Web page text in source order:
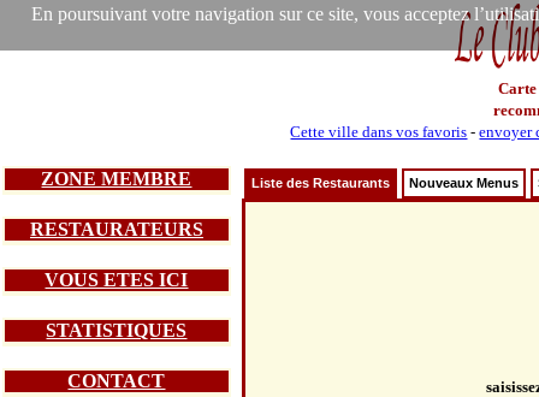
En poursuivant votre navigation sur ce site, vous acceptez
Carte
Cette ville dans vos favoris -envoyer
ZONE MEMBRE
RESTAURATEURS
VOUS ETES ICI
STATISTIQUES
CONTACT
Liste des Restaurants Nouveaux Menus